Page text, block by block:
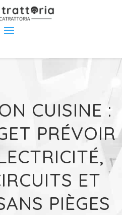
CUISINE :
PRÉVOIR
ET
PIÈGES